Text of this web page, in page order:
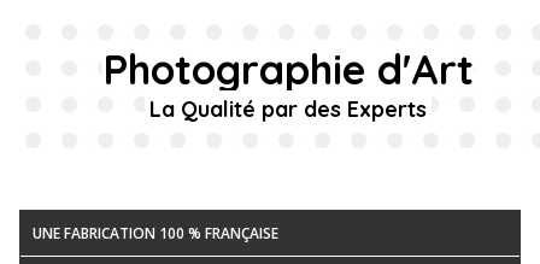
Photographie d'Art
La Qualité par des Experts
UNE FABRICATION 100 % FRANÇAISE